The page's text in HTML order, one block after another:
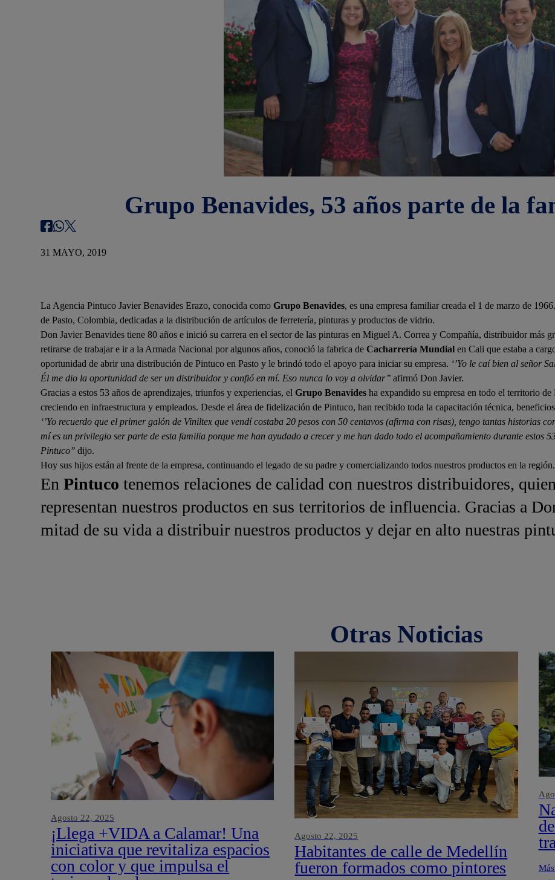
Grupo Benavides, 53 años parte de la
31 MAYO, 2019
La Agencia Pintuco Javier Benavides Erazo, conocida comoGrupo Benavides, es una empresa familiar creada el 1 de marzo de
de Pasto, Colombia, dedicadas a la distribución de artículos de ferretería, pinturas y productos de vidrio.
Don Javier Benavides tiene 80 años e inició su carrera en el sector de las pinturas en Miguel A. Correa y Compañía, distribuidor más
retirarse de trabajar e ir a la Armada Nacional por algunos años, conoció la fabrica deCacharrería Mundial en Cali que estaba a
oportunidad de abrir una distribución de Pintuco en Pasto y le brindó todo el apoyo para iniciar su empresa. ‘’Yo le caí bien al señor
Él me dio la oportunidad de ser un distribuidor y confió en mí. Eso nunca lo voy a olvidar’’ afirmó Don Javier.
Gracias a estos 53 años de aprendizajes, triunfos y experiencias, elGrupo Benavides ha expandido su empresa en todo el territorio
creciendo en infraestructura y empleados. Desde el área de fidelización de Pintuco, han recibido toda la capacitación técnica,
‘’Yo recuerdo que el primer galón de Viniltex que vendí costaba 20 pesos con 50 centavos (afirma con risas), tengo tantas historias
mí es un privilegio ser parte de esta familia porque me han ayudado a crecer y me han dado todo el acompañamiento durante estos
Pintuco’’ dijo.
Hoy sus hijos están al frente de la empresa, continuando el legado de su padre y comercializando todos nuestros productos en la región.
EnPintuco tenemos relaciones de calidad con nuestros distribuidores,
representan nuestros productos en sus territorios de influencia. Gracias a
mitad de su vida a distribuir nuestros productos y dejar en alto nuestras
Otras Noticias
Agosto 22, 2025
¡Llega +VIDA a Calamar! Una
iniciativa que revitaliza espacios
con color y que impulsa el
Agosto 22, 2025
Habitantes de calle de Medellín
fueron formados como pintores